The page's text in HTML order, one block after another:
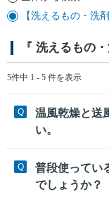
【洗えるもの・洗
『 洗えるもの
5件中 1 - 5 件を表示
温風乾燥と送
い。
普段使ってい
でしょうか？